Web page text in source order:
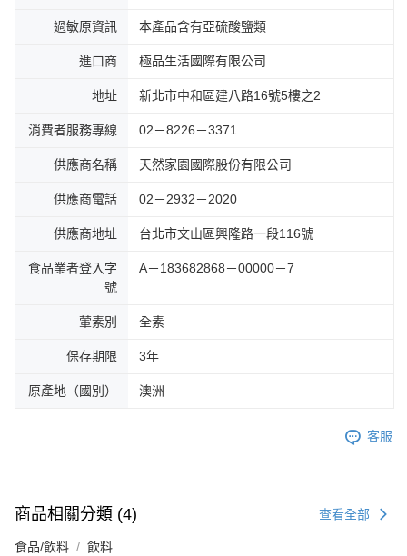
過敏原資訊 本產品含有亞硫酸鹽類
進口商 極品生活國際有限公司
地址 新北市中和區建八路16號5樓之2
消費者服務專線 02－8226－3371
供應商名稱 天然家園國際股份有限公司
供應商電話 02－2932－2020
供應商地址 台北市文山區興隆路一段116號
食品業者登入字
號
A－183682868－00000－7
葷素別 全素
保存期限 3年
原產地（國別） 澳洲
客服
商品相關分類 (4) 查看全部
食品/飲料 飲料